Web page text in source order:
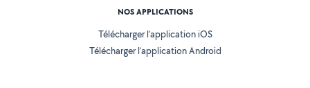
NOS APPLICATIONS
Télécharger l’application iOS
Télécharger l’application Android